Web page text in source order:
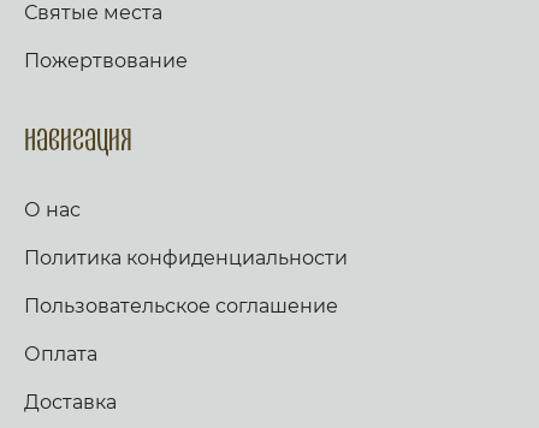
Святые места
Пожертвование
Навигация
О нас
Политика конфиденциальности
Пользовательское соглашение
Оплата
Доставка